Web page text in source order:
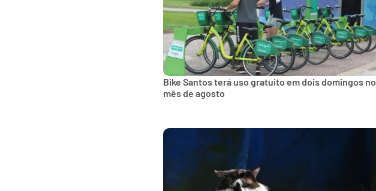
Bike Santos terá uso gratuito em dois domingos no
mês de agosto